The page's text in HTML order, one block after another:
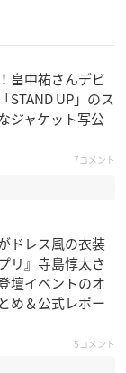
畠中祐さんデビ
STAND UP」のス
ジャケット写公
7コメント
ドレス風の衣装
リ』寺島惇太さ
壇イベントのオ
め＆公式レポー
5コメント